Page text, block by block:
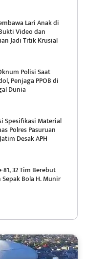
Lari Anak di
Video dan
Jadi Titik Krusial
Polisi Saat
Penjaga PPOB di
Dunia
Spesifikasi Material
Polres Pasuruan
Desak APH
81, 32 Tim Berebut
Bola H. Munir